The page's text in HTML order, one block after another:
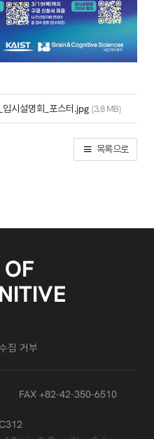
시설명회_포스터.jpg (3.8 MB)
목록으로
집 거부
FAX +82-42-350-6510